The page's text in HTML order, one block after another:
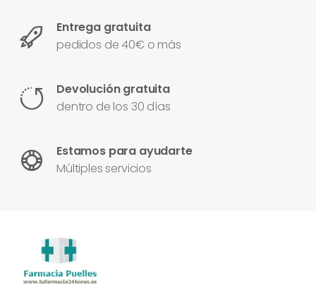
Entrega gratuita
pedidos de 40€ o más
Devolución gratuita
dentro de los 30 días
Estamos para ayudarte
Múltiples servicios